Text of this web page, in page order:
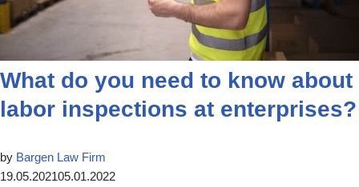
What do you need to know about
labor inspections at enterprises?
by Bargen Law Firm
19.05.202105.01.2022